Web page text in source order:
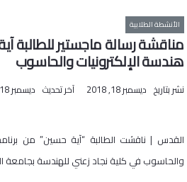
الأنشطة الطلابية
مناقشة رسالة ماجستير للطالبة
هندسة الإلكترونيات والحاسوب
نشر بتاريخ ديسمبر 18, 2018 آخر تحديث ديسمبر 18, 2018
القدس | ناقشت الطالبة “آية حسين” من
والحاسوب في كلية نجاد زعني للهندسة بجامعة